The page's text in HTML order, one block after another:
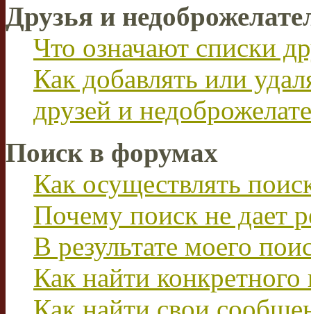
Друзья и
Что означают списки
Как добавлять или
друзей и
Поиск в форумах
Как осуществлять
Почему поиск не дает
В результате моего
Как найти конкретного